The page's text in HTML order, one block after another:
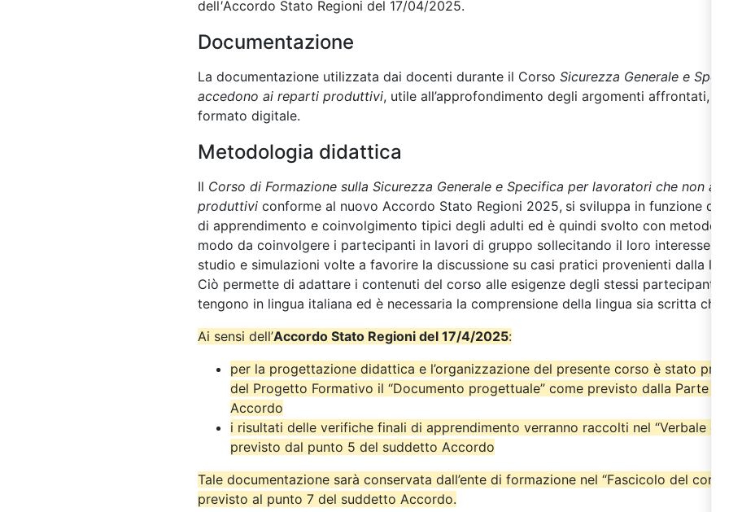
dell'Accordo Stato Regioni del 17/04/2025.
Documentazione
La documentazione utilizzata dai docenti durante il Corso Sicurezza Generale e
accedono ai reparti produttivi, utile all’approfondimento degli argomenti affrontati,
formato digitale.
Metodologia didattica
Il Corso di Formazione sulla Sicurezza Generale e Specifica per lavoratori che non
produttivi conforme al nuovo Accordo Stato Regioni 2025, si sviluppa in funzione
di apprendimento e coinvolgimento tipici degli adulti ed è quindi svolto con metodo
modo da coinvolgere i partecipanti in lavori di gruppo sollecitando il loro interesse
studio e simulazioni volte a favorire la discussione su casi pratici provenienti dalla loro
Ciò permette di adattare i contenuti del corso alle esigenze degli stessi partecipanti.
tengono in lingua italiana ed è necessaria la comprensione della lingua sia scritta che
Ai sensi dell’Accordo Stato Regioni del 17/4/2025:
per la progettazione didattica e l’organizzazione del presente corso è stato
del Progetto Formativo il “Documento progettuale” come previsto dalla Parte IV
Accordo
i risultati delle verifiche finali di apprendimento verranno raccolti nel “Verbale
previsto dal punto 5 del suddetto Accordo
Tale documentazione sarà conservata dall’ente di formazione nel “Fascicolo del
previsto al punto 7 del suddetto Accordo.